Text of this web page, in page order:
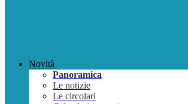
Novità
Panoramica
Le notizie
Le circolari